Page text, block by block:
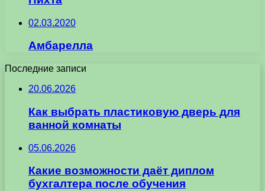
02.03.2020
Амбарелла
Последние записи
20.06.2026
Как выбрать пластиковую дверь для
ванной комнаты
05.06.2026
Какие возможности даёт диплом
бухгалтера после обучения